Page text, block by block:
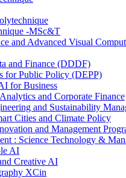
-MSc&T
and Advanced Visual
and Finance (DDDF)
for Public Policy (DEPP)
for Business
and Corporate Finance
and Sustainability
Cities and Climate Policy
and Management
: Science Technology &
AI
Creative AI
XCin